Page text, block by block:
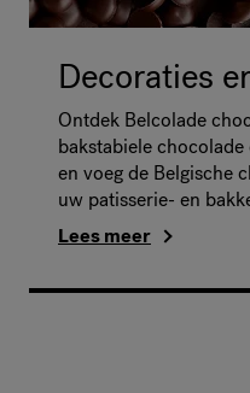
Decoraties
Ontdek Belcolade
bakstabiele
en voeg de Belgische
uw patisserie- en
Lees meer